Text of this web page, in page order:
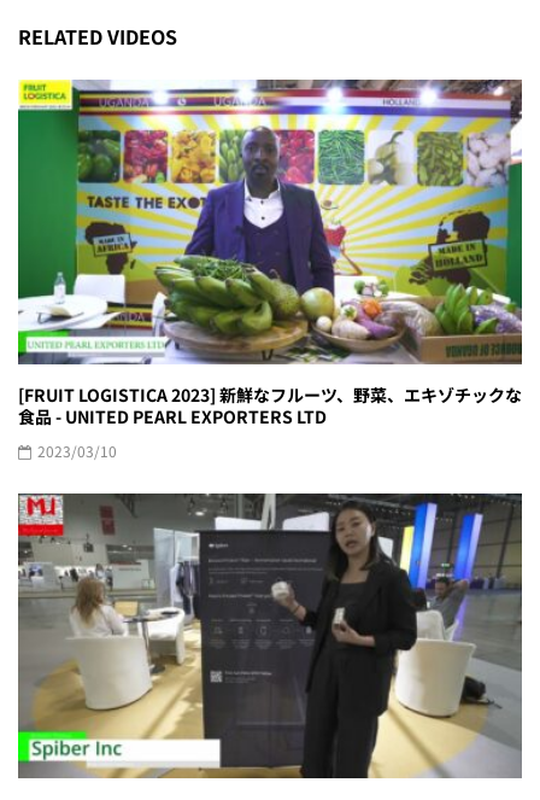
RELATED VIDEOS
[FRUIT LOGISTICA 2023] 新鮮なフルーツ、野菜、エキゾチックな
食品 - UNITED PEARL EXPORTERS LTD
2023/03/10